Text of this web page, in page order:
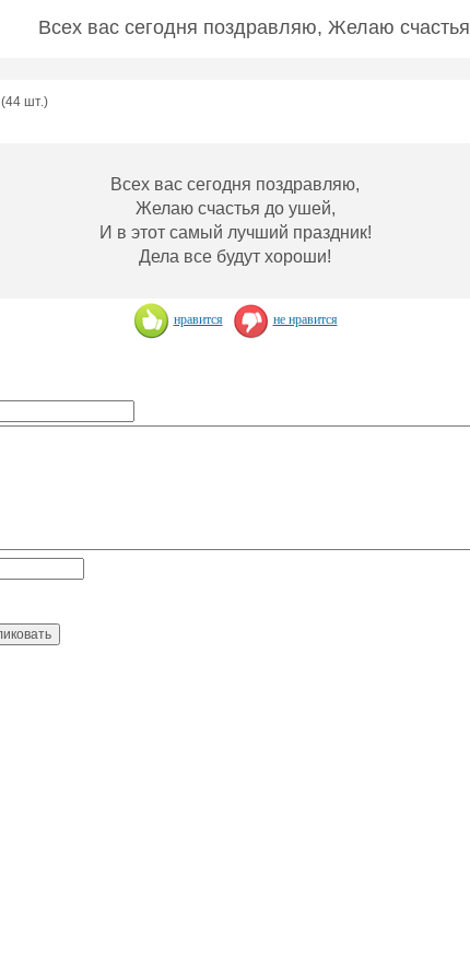
Всех вас сегодня поздравляю, Желаю счастья
(44 шт.)
Всех вас сегодня поздравляю,
Желаю счастья до ушей,
И в этот самый лучший праздник!
Дела все будут хороши!
нравится не нравится